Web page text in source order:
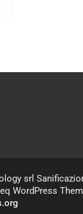
srl
WordPress